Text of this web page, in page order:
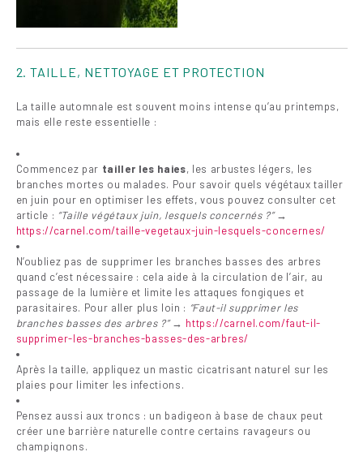
2. TAILLE, NETTOYAGE ET PROTECTION
La taille automnale est souvent moins intense qu’au printemps,
mais elle reste essentielle :
Commencez par tailler les haies, les arbustes légers, les
branches mortes ou malades. Pour savoir quels végétaux tailler
en juin pour en optimiser les effets, vous pouvez consulter cet
article : “Taille végétaux juin, lesquels concernés ?”→
https://carnel.com/taille-vegetaux-juin-lesquels-concernes/
N’oubliez pas de supprimer les branches basses des arbres
quand c’est nécessaire : cela aide à la circulation de l’air, au
passage de la lumière et limite les attaques fongiques et
parasitaires. Pour aller plus loin : “Faut-il supprimer les
branches basses des arbres ?”→ https://carnel.com/faut-il-
supprimer-les-branches-basses-des-arbres/
Après la taille, appliquez un mastic cicatrisant naturel sur les
plaies pour limiter les infections.
Pensez aussi aux troncs : un badigeon à base de chaux peut
créer une barrière naturelle contre certains ravageurs ou
champignons.